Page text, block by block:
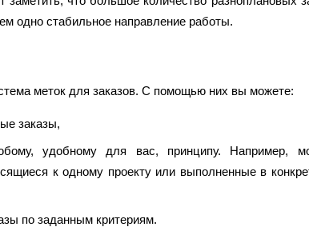
одно стабильное направление работы.
меток для заказов. С помощью них вы можете:
заказы,
удобному для вас, принципу. Например,
к одному проекту или выполненные в
по заданным критериям.